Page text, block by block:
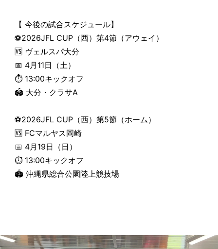
【 今後の試合スケジュール】
⚽2026JFL CUP（西）第4節（アウェイ）
🆚 ヴェルスパ大分
📅 4月11日（土）
⏱ 13:00キックオフ
🏟 大分・クラサA
⚽2026JFL CUP（西）第5節（ホーム）
🆚 FCマルヤス岡崎
📅 4月19日（日）
⏱ 13:00キックオフ
🏟 沖縄県総合公園陸上競技場